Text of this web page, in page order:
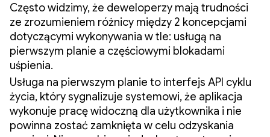
Często widzimy, że deweloperzy mają trudności
ze zrozumieniem różnicy między 2 koncepcjami
dotyczącymi wykonywania w tle: usługą na
pierwszym planie a częściowymi blokadami
uśpienia.
Usługa na pierwszym planie to interfejs API cyklu
życia, który sygnalizuje systemowi, że aplikacja
wykonuje pracę widoczną dla użytkownika i nie
powinna zostać zamknięta w celu odzyskania